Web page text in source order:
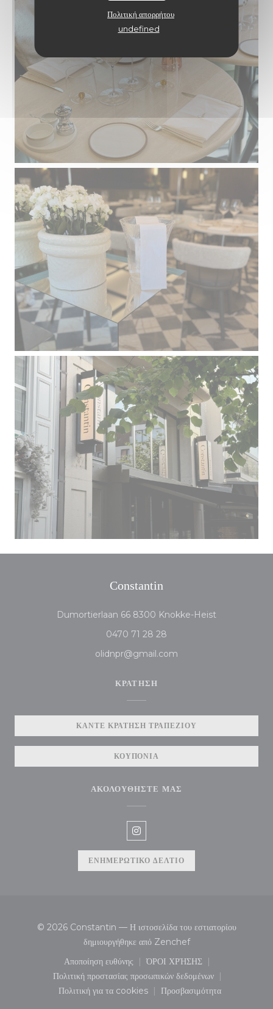
Πολιτική απορρήτου
undefined
Constantin
Dumortierlaan 66 8300 Knokke-Heist
0470 71 28 28
olidnpr@gmail.com
ΚΡΆΤΗΣΗ
ΚΆΝΤΕ ΚΡΆΤΗΣΗ ΤΡΑΠΕΖΙΟΎ
ΚΟΥΠΌΝΙΑ
ΑΚΟΛΟΥΘΉΣΤΕ ΜΑΣ
Instagram ((ανοίγει σε νέο
ΕΝΗΜΕΡΩΤΙΚΌ ΔΕΛΤΊΟ
© 2026 Constantin — Η ιστοσελίδα του εστιατορίου
δημιουργήθηκε από Zenchef((ανοίγει σε νέο
Αποποίηση ευθύνης
((ανοίγει σε νέο παράθυρο))
ΌΡΟΙ ΧΡΉΣΗΣ
((ανοίγει σε νέο
Πολιτική προστασίας προσωπικών δεδομένων
((ανοίγει σε νέο παράθυρο))
Πολιτική για τα cookies
((ανοίγει σε νέο παράθυρο))
Προσβασιμότητα
((ανοίγει σε νέο